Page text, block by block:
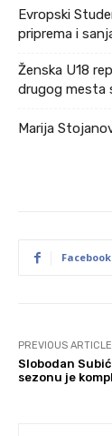
Evropski
priprema i
Ženska U18
drugog mesta
Marija
Facebook
PREVIOUS ARTICLE
Slobodan
sezonu je